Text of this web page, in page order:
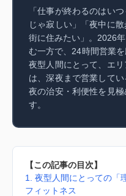
「仕事が終わるのはい
じゃ寂しい」「夜中に
街に住みたい」。2026
む一方で、24時間営業
夜型人間にとって、エ
は、深夜まで営業してい
夜の治安・利便性を見
す。
【この記事の目次】
1. 夜型人間にとっての「
フィットネス